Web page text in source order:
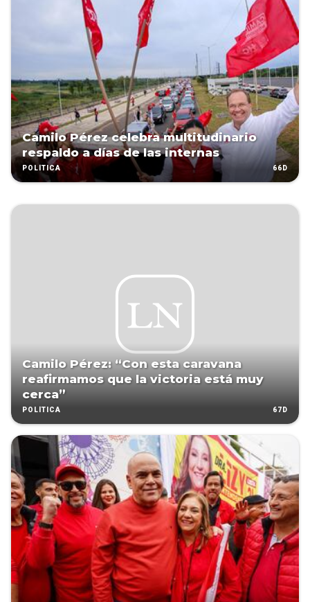
Camilo Pérez celebra multitudinario
respaldo a días de las internas
POLÍTICA 66D
Camilo Pérez: “Con esta caravana
reafirmamos que la victoria está muy
cerca”
POLÍTICA 67D